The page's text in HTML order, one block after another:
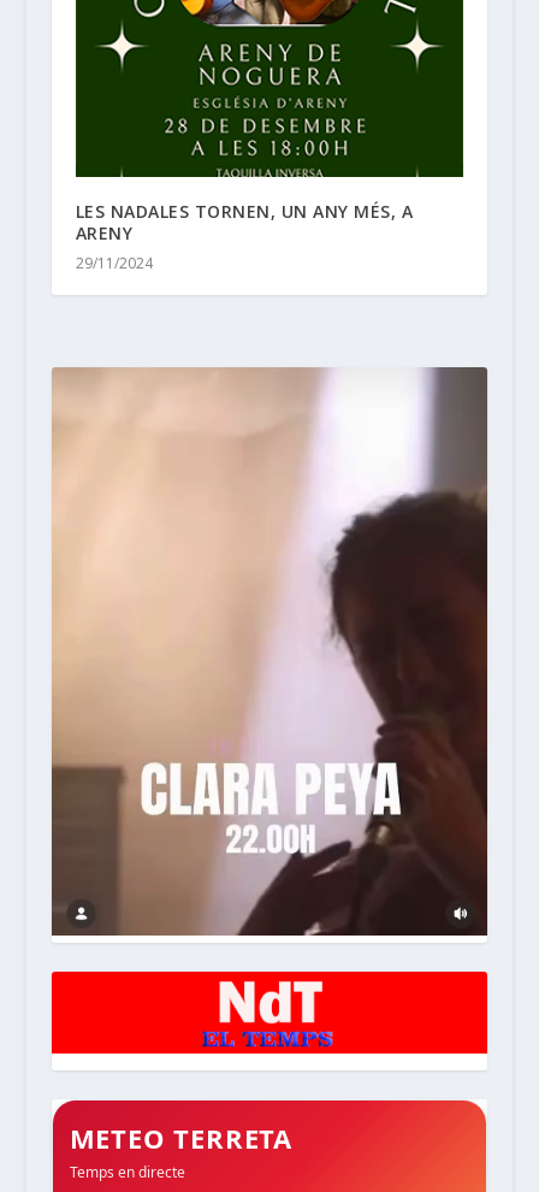
LES NADALES TORNEN, UN ANY MÉS, A
ARENY
29/11/2024
METEO TERRETA
Temps en directe